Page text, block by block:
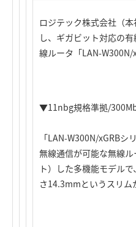
ロジテック株式会社（
し、ギガビット対応の
線ルータ「LAN-
▼11nbg規格準拠/
「LAN-W300N/xGRB
無線通信が可能な無線
ト）した多機能モデル
さ14.3mmというスリム